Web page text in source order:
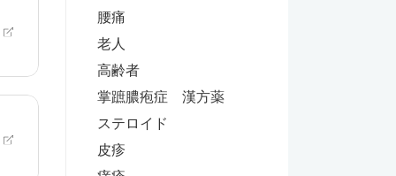
腰痛
老人
高齢者
掌蹠膿疱症 漢方薬
ステロイド
皮疹